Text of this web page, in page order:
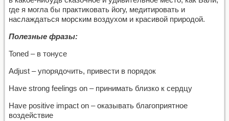
где я могла бы практиковать йогу, медитировать и
наслаждаться морским воздухом и красивой природой.
Полезные фразы:
Toned – в тонусе
Adjust – упорядочить, привести в порядок
Have strong feelings on – принимать близко к сердцу
Have positive impact on – оказывать благоприятное
воздействие